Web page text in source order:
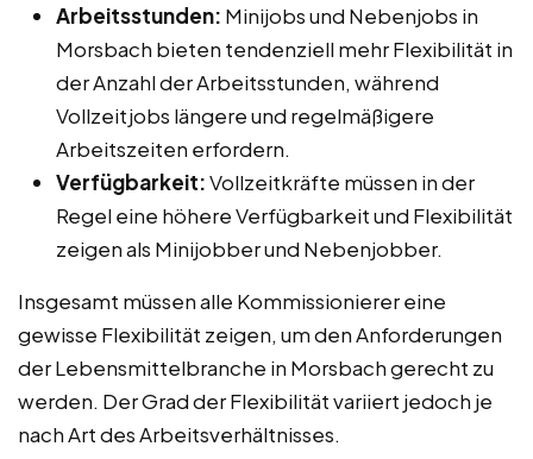
Arbeitsstunden: Minijobs und Nebenjobs in
Morsbach bieten tendenziell mehr Flexibilität in
der Anzahl der Arbeitsstunden, während
Vollzeitjobs längere und regelmäßigere
Arbeitszeiten erfordern.
Verfügbarkeit:Vollzeitkräfte müssen in der
Regel eine höhere Verfügbarkeit und Flexibilität
zeigen als Minijobber und Nebenjobber.
Insgesamt müssen alle Kommissionierer eine
gewisse Flexibilität zeigen, um den Anforderungen
der Lebensmittelbranche in Morsbach gerecht zu
werden. Der Grad der Flexibilität variiert jedoch je
nach Art des Arbeitsverhältnisses.